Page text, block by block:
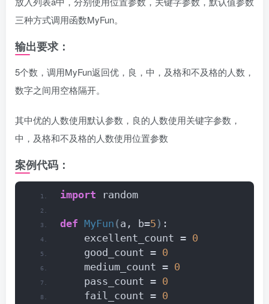
三种方式调用函数MyFun。
输出要求：
5个数，调用MyFun返回优，良，中，及格和不及格的人数，
数字之间用空格隔开。
其中优的人数使用默认参数，良的人数使用关键字参数，
中，及格和不及格的人数使用位置参数
案例代码：
import random
def MyFun (a, b=5 ) :
    excellent_count =
0
    good_count =
0
    medium_count =
0
    pass_count =
0
    fail_count =
0